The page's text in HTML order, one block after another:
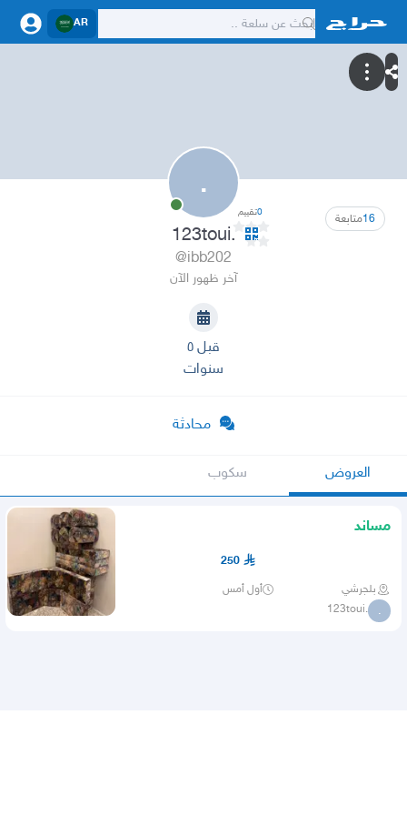
AR
.
16متابعة 0تقييم
.123toui
@ibb202
آخر ظهور الآن
قبل ٥
سنوات
محادثة
العروض سكوب
مساند
250
بلجرشي أول أمس
.
.123toui